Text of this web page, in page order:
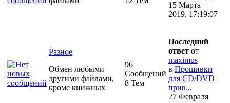
15 Марта
2019, 17:19:07
Разное
Обмен любыми
другими файлами,
кроме книжных
96
Сообщений
8 Тем
Последний
ответ от
maximus
в Прошивки
для CD/DVD
прив...
27 Февраля